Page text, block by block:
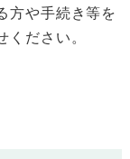
方や手続き等を
ださい。